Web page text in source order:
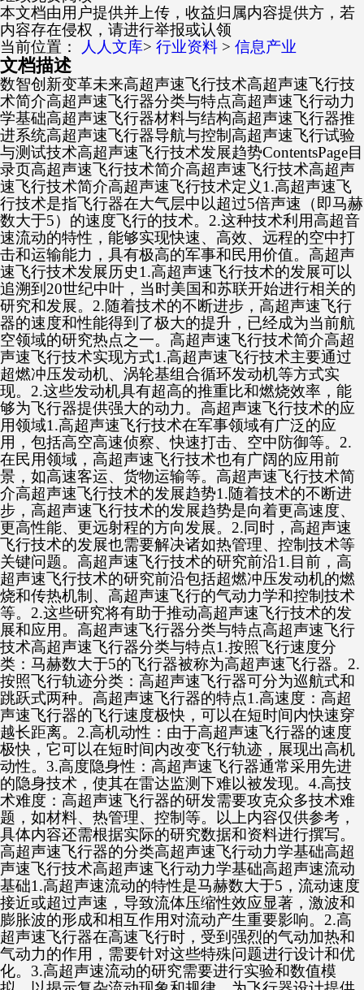
本文档由用户提供并上传，收益归属内容提供方，若
内容存在侵权，请进行举报或认领
当前位置：
人人文库> 行业资料 > 信息产业
文档描述
数智创新变革未来高超声速飞行技术高超声速飞行技
术简介高超声速飞行器分类与特点高超声速飞行动力
学基础高超声速飞行器材料与结构高超声速飞行器推
进系统高超声速飞行器导航与控制高超声速飞行试验
与测试技术高超声速飞行技术发展趋势ContentsPage目
录页高超声速飞行技术简介高超声速飞行技术高超声
速飞行技术简介高超声速飞行技术定义1.高超声速飞
行技术是指飞行器在大气层中以超过5倍声速（即马赫
数大于5）的速度飞行的技术。2.这种技术利用高超音
速流动的特性，能够实现快速、高效、远程的空中打
击和运输能力，具有极高的军事和民用价值。高超声
速飞行技术发展历史1.高超声速飞行技术的发展可以
追溯到20世纪中叶，当时美国和苏联开始进行相关的
研究和发展。2.随着技术的不断进步，高超声速飞行
器的速度和性能得到了极大的提升，已经成为当前航
空领域的研究热点之一。高超声速飞行技术简介高超
声速飞行技术实现方式1.高超声速飞行技术主要通过
超燃冲压发动机、涡轮基组合循环发动机等方式实
现。2.这些发动机具有超高的推重比和燃烧效率，能
够为飞行器提供强大的动力。高超声速飞行技术的应
用领域1.高超声速飞行技术在军事领域有广泛的应
用，包括高空高速侦察、快速打击、空中防御等。2.
在民用领域，高超声速飞行技术也有广阔的应用前
景，如高速客运、货物运输等。高超声速飞行技术简
介高超声速飞行技术的发展趋势1.随着技术的不断进
步，高超声速飞行技术的发展趋势是向着更高速度、
更高性能、更远射程的方向发展。2.同时，高超声速
飞行技术的发展也需要解决诸如热管理、控制技术等
关键问题。高超声速飞行技术的研究前沿1.目前，高
超声速飞行技术的研究前沿包括超燃冲压发动机的燃
烧和传热机制、高超声速飞行的气动力学和控制技术
等。2.这些研究将有助于推动高超声速飞行技术的发
展和应用。高超声速飞行器分类与特点高超声速飞行
技术高超声速飞行器分类与特点1.按照飞行速度分
类：马赫数大于5的飞行器被称为高超声速飞行器。2.
按照飞行轨迹分类：高超声速飞行器可分为巡航式和
跳跃式两种。高超声速飞行器的特点1.高速度：高超
声速飞行器的飞行速度极快，可以在短时间内快速穿
越长距离。2.高机动性：由于高超声速飞行器的速度
极快，它可以在短时间内改变飞行轨迹，展现出高机
动性。3.高度隐身性：高超声速飞行器通常采用先进
的隐身技术，使其在雷达监测下难以被发现。4.高技
术难度：高超声速飞行器的研发需要攻克众多技术难
题，如材料、热管理、控制等。以上内容仅供参考，
具体内容还需根据实际的研究数据和资料进行撰写。
高超声速飞行器的分类高超声速飞行动力学基础高超
声速飞行技术高超声速飞行动力学基础高超声速流动
基础1.高超声速流动的特性是马赫数大于5，流动速度
接近或超过声速，导致流体压缩性效应显著，激波和
膨胀波的形成和相互作用对流动产生重要影响。2.高
超声速飞行器在高速飞行时，受到强烈的气动加热和
气动力的作用，需要针对这些特殊问题进行设计和优
化。3.高超声速流动的研究需要进行实验和数值模